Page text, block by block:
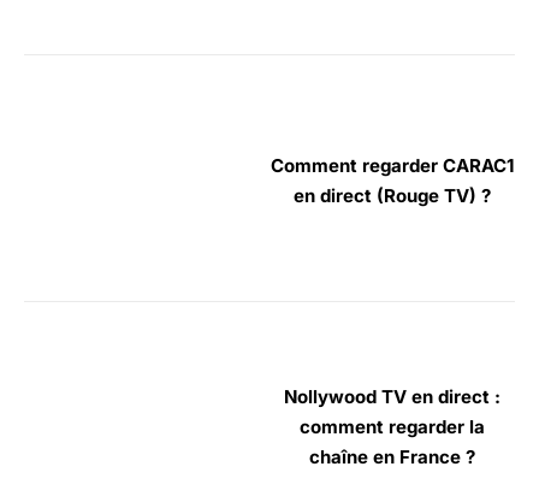
Comment regarder CARAC1
en direct (Rouge TV) ?
Nollywood TV en direct :
comment regarder la
chaîne en France ?